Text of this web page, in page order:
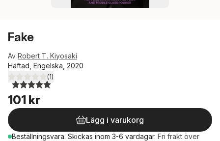
Fake
Av Robert T. Kiyosaki
Häftad, Engelska, 2020
5,0utav 5 stjärnor. Totalt antal röster:
(1)
101 kr
Lägg i varukorg
Beställningsvara. Skickas inom 3-6 vardagar. Fri frakt över